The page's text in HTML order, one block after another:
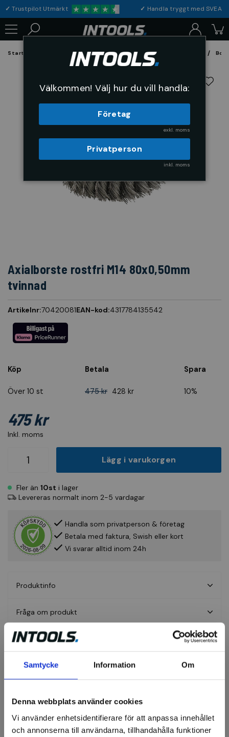
Samtycke Information Om
Denna webbplats använder cookies
Vi använder enhetsidentifierare för att anpassa innehållet
och annonserna till användarna, tillhandahålla funktioner
✓Trustpilot Utmärkt ✓ Handla tryggt med
Startsida Förbrukning & Maskintillbehör Fil, Slip och Borstar
Axialborste rostfri M14 80x0,50mm
tvinnad
Artikelnr:70420081EAN-kod:4317784135542
Köp Betala Spara
Över 10 st 475 kr 428 kr 10%
Inkl. moms
475 kr
Lägg i varukorgen
Fler än 10st i lager
Levereras normalt inom 2-5 vardagar
Handla som privatperson & företag
Betala med faktura, Swish eller kort
Vi svarar alltid inom 24h
Produktinfo
Fråga om produkt
Recensioner
Välkommen! Välj hur du vill handla:
Företag
exkl. moms
Privatperson
inkl. moms